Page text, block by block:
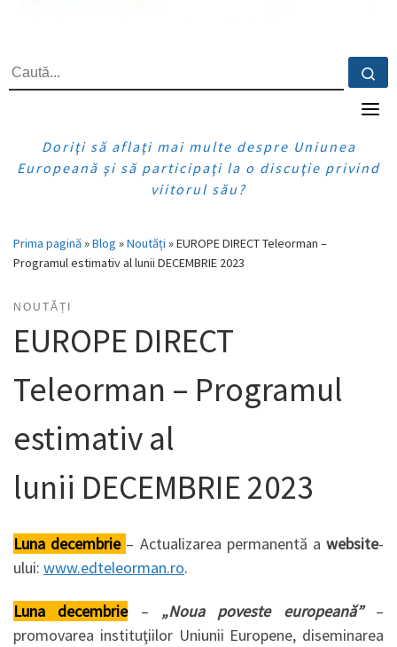
CĂUTARE
Doriţi să aflaţi mai multe despre Uniunea
Europeană şi să participaţi la o discuţie privind
viitorul său?
Prima pagină»Blog »Noutăți »EUROPE DIRECT Teleorman –
Programul estimativ al lunii DECEMBRIE 2023
NOUTĂȚI
EUROPE DIRECT
Teleorman – Programul
estimativ al
lunii DECEMBRIE 2023
Luna decembrie – Actualizarea permanentă awebsite-
ului: www.edteleorman.ro.
Luna decembrie – „Noua poveste europeană” –
promovarea instituţiilor Uniunii Europene, diseminarea